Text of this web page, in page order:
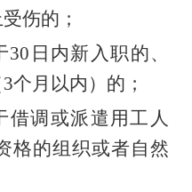
伤的；
30 日内新入职的、
3个月以内）的；
借调或派遣用工人
格的组织或者自然